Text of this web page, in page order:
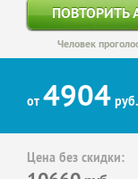
ПОВТОРИТЬ
Человек
от 4904 руб.
Цена без скидки: